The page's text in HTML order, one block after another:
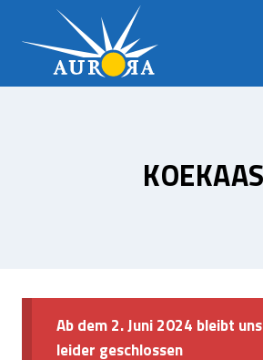
Doorgaan
naar
KOEKAAS
Ab dem 2. Juni 2024 bleibt
leider geschlossen